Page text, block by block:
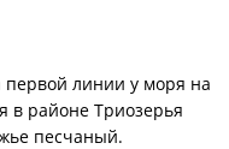
3 км по основной
Триозерье. На
(там стоят
5 км по грунтовым
первой линии у моря на
в районе Триозерья
песчаный.